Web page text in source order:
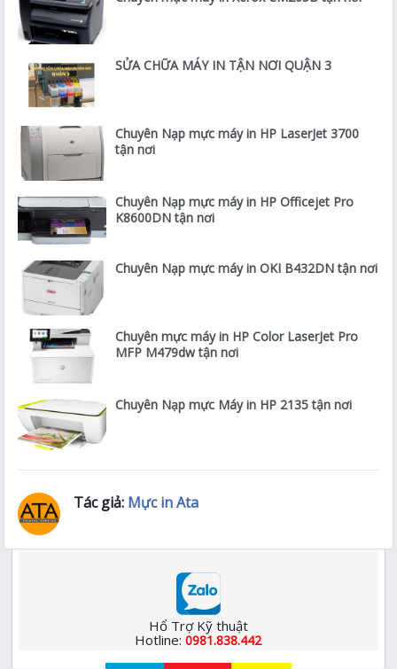
SỬA CHỮA MÁY IN TẬN NƠI QUẬN 3
Chuyên Nạp mực máy in HP LaserJet 3700
tận nơi
Chuyên Nạp mực máy in HP Officejet Pro
K8600DN tận nơi
Chuyên Nạp mực máy in OKI B432DN tận nơi
Chuyên mực máy in HP Color LaserJet Pro
MFP M479dw tận nơi
Chuyên Nạp mực Máy in HP 2135 tận nơi
Tác giả: Mực in Ata
Hổ Trợ Kỹ thuật
Hotline:0981.838.442